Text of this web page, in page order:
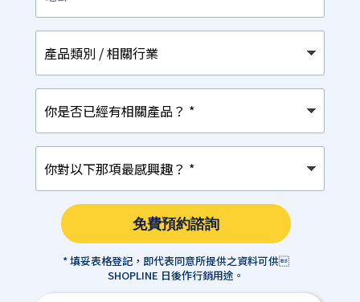
產
品
類
別
/
相
關
行
業
你
是
否
已
經
有
相
你
對
以
下
趣？
免費預約諮詢
* 填妥表格登記，即代表同意所提供之資料可供
SHOPLINE 日後作行銷用途。